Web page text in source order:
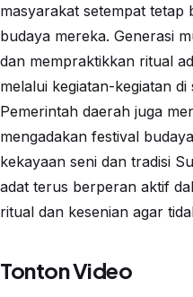
masyarakat setempat tetap
budaya mereka. Generasi
dan mempraktikkan ritual
melalui kegiatan-kegiatan
Pemerintah daerah juga
mengadakan festival
kekayaan seni dan tradisi
adat terus berperan aktif
ritual dan kesenian agar
Tonton Video